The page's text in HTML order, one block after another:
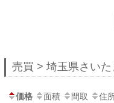
売買 > 埼玉県さい
価格 面積 間取 住